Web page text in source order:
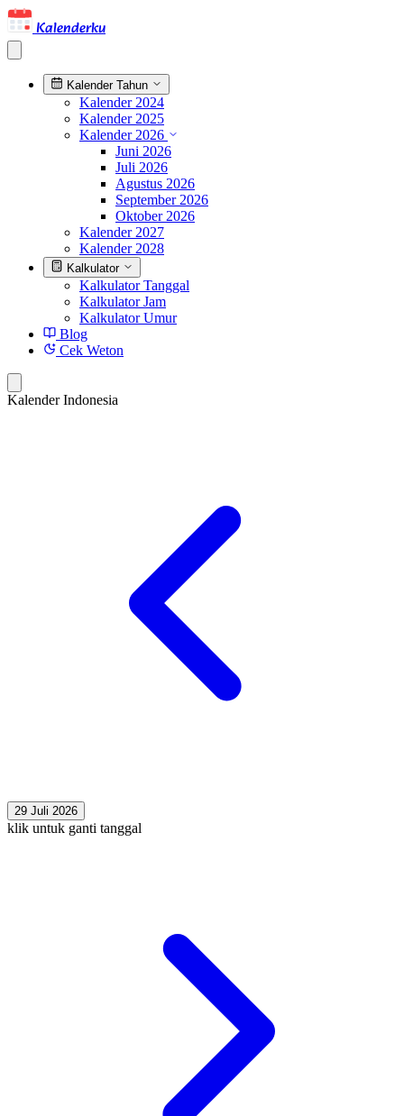
Kalenderku
Kalender Tahun
Kalender 2024
Kalender 2025
Kalender 2026
Juni 2026
Juli 2026
Agustus 2026
September 2026
Oktober 2026
Kalender 2027
Kalender 2028
Kalkulator
Kalkulator Tanggal
Kalkulator Jam
Kalkulator Umur
Blog
Cek Weton
Kalender Indonesia
29 Juli 2026
klik untuk ganti tanggal